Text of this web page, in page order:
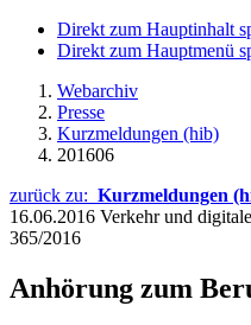
Direkt zum Hauptinhalt
Direkt zum Hauptmenü
Webarchiv
Presse
Kurzmeldungen (hib)
201606
zurück zu: Kurzmeldungen
16.06.2016 Verkehr und
365/2016
Anhörung zum